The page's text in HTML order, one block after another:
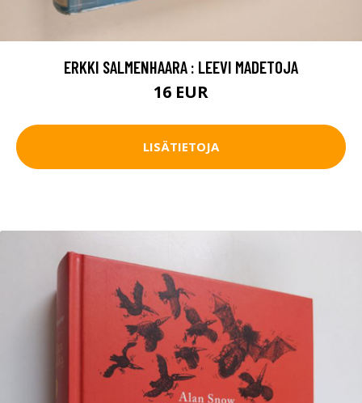
ERKKI SALMENHAARA : LEEVI MADETOJA
16 EUR
LISÄTIETOJA